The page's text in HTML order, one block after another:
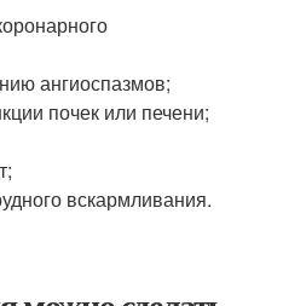
ангиоспазмов;
почек или печени;
вскармливания.